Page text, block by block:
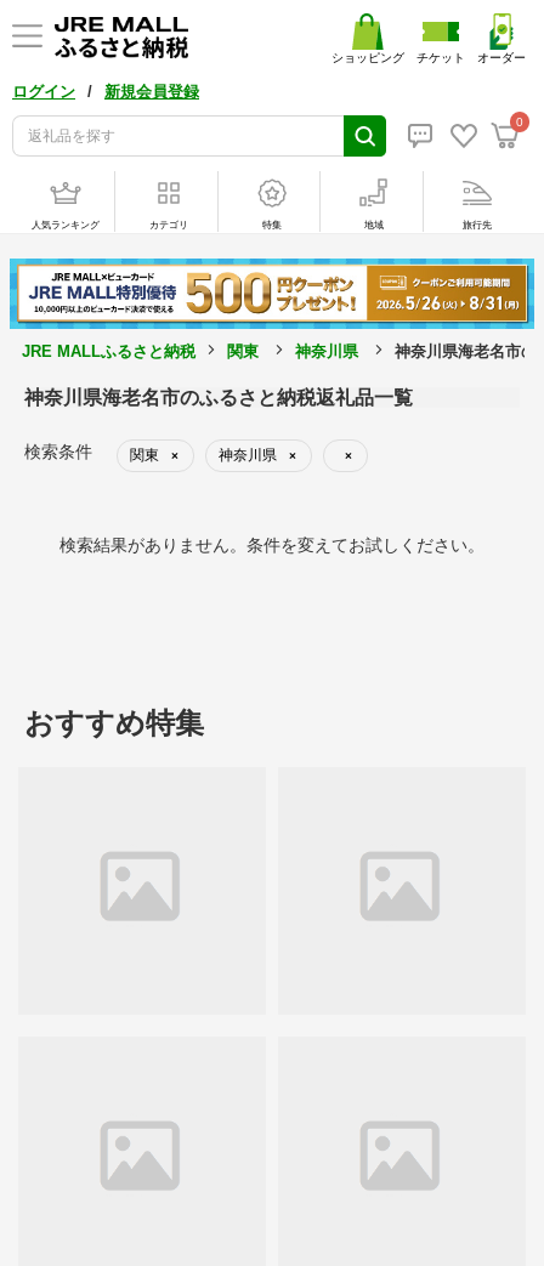
ログイン / 新規会員登録
0
ショッピング チケット オーダー
人気ランキング カテゴリ 特集 地域 旅行先
JRE MALLふるさと納税 関東 神奈川県 神奈川県海老名市の
神奈川県海老名市のふるさと納税返礼品一覧
検索条件 関東 × 神奈川県 × ×
検索結果がありません。条件を変えてお試しください。
おすすめ特集